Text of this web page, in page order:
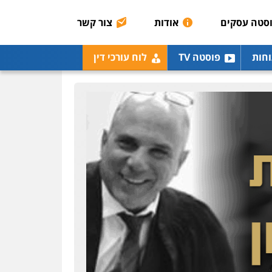
עסקים אודות צור קשר
פוסטה TV לוח עורכי דין
מנשה, אלמוג – עורכי דין
פלילי עבירות תנועה
צווארון לבן תעבורה עורכי
דין לענייני אסירים מעצרים
0546470989
עו"ד אבי כהן
פלילי פשיעה חמורה
קטינים אלימות סמים
עבירות מין
0523647066
ויקי שמואל – משרד עו"ד
משפט פלילי
0528959600